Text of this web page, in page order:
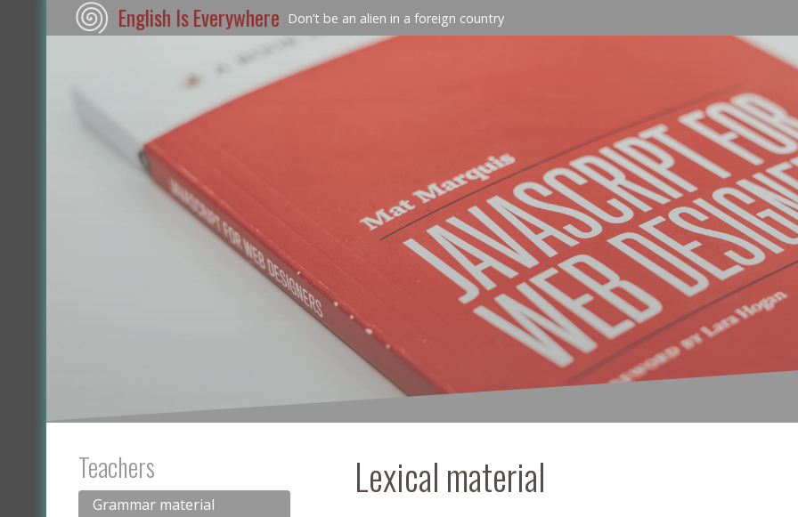
English Is Everywhere Don’t be an alien in a foreign country
Teachers
Grammar material
Lexical material